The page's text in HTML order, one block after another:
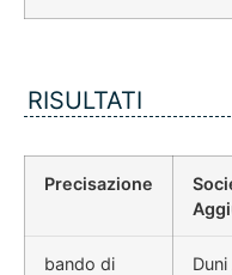
RISULTATI
Precisazione
bando di